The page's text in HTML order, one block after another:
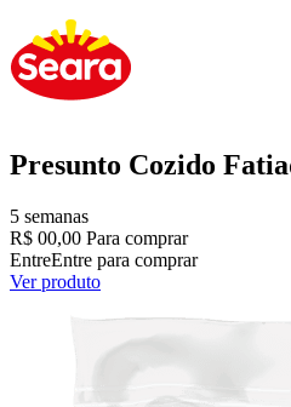
Presunto Cozido
5 semanas
R$ 00,00 Para comprar
EntreEntre para comprar
Ver produto